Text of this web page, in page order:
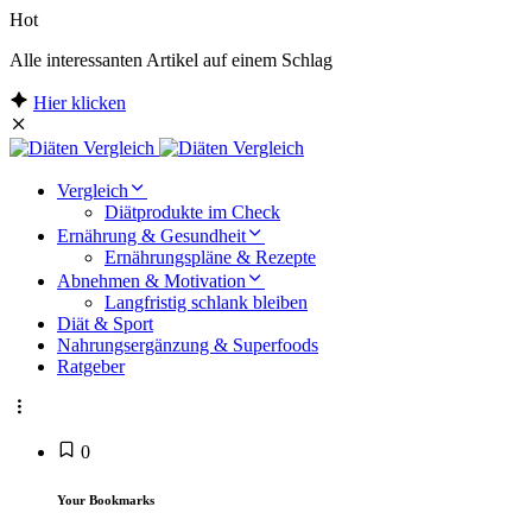
Hot
Alle interessanten Artikel auf einem Schlag
Hier klicken
Vergleich
Diätprodukte im Check
Ernährung & Gesundheit
Ernährungspläne & Rezepte
Abnehmen & Motivation
Langfristig schlank bleiben
Diät & Sport
Nahrungsergänzung & Superfoods
Ratgeber
0
Your Bookmarks